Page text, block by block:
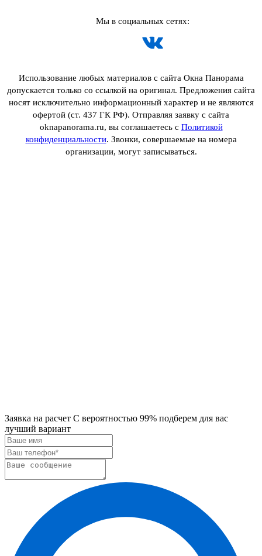
Мы в социальных сетях:
Использование любых материалов с сайта Окна Панорама
допускается только со ссылкой на оригинал. Предложения сайта
носят исключительно информационный характер и не являются
офертой (ст. 437 ГК РФ). Отправляя заявку с сайта
oknapanorama.ru, вы соглашаетесь с Политикой
конфиденциальности. Звонки, совершаемые на номера
организации, могут записываться.
Заявка на расчет С вероятностью 99% подберем для вас
лучший вариант